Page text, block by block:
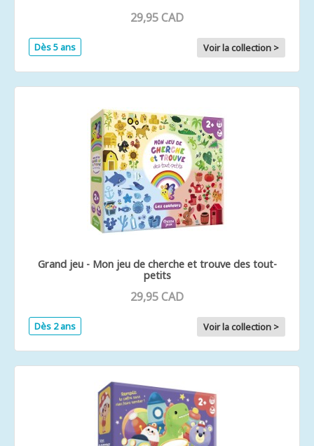
29,95 CAD
Dès 5 ans Voir la collection >
Grand jeu - Mon jeu de cherche et trouve des tout-
petits
29,95 CAD
Dès 2 ans Voir la collection >